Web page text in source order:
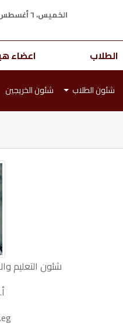
الخميس، ٦ أغسطس ٢٠٢٦ م
الطلاب اعضاء
شئون الطلاب شئون الخريجين
شئون التعليم